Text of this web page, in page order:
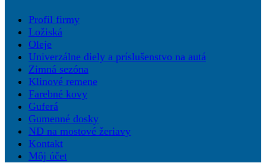
Ložiská PLUS
Profil firmy
Ložiská
Oleje
Univerzálne diely a príslušenstvo na autá
Zimná sezóna
Klinové remene
Farebné kovy
Guferá
Gumenné dosky
ND na mostové žeriavy
Kontakt
Môj účet